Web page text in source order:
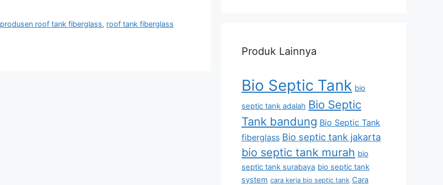
produsen roof tank fiberglass, roof tank fiberglass
Produk Lainnya
Bio Septic Tank bio
septic tank adalah Bio Septic
Tank bandung Bio Septic Tank
fiberglass Bio septic tank jakarta
bio septic tank murah bio
septic tank surabaya bio septic tank
system cara kerja bio septic tank Cara